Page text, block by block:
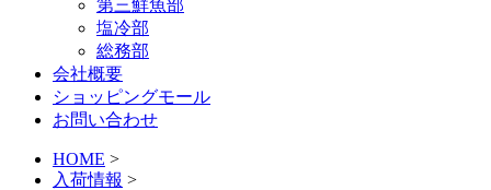
第三鮮魚部
塩冷部
総務部
会社概要
ショッピングモール
お問い合わせ
HOME >
入荷情報 >